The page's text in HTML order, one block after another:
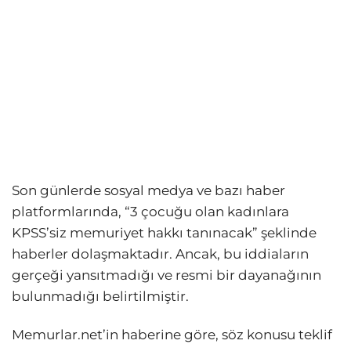
Son günlerde sosyal medya ve bazı haber
platformlarında, “3 çocuğu olan kadınlara
KPSS’siz memuriyet hakkı tanınacak” şeklinde
haberler dolaşmaktadır. Ancak, bu iddiaların
gerçeği yansıtmadığı ve resmi bir dayanağının
bulunmadığı belirtilmiştir.
Memurlar.net’in haberine göre, söz konusu teklif